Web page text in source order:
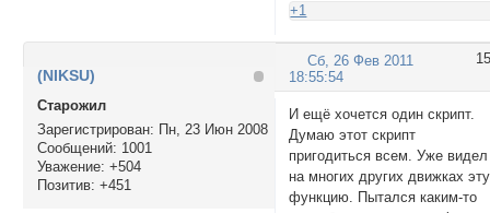
+1
15
Сб, 26 Фев 2011
18:55:54
(NIKSU)
Cтарожил
Зарегистрирован: Пн, 23 Июн 2008
Сообщений: 1001
Уважение: +504
Позитив: +451
И ещё хочется один скрипт.
Думаю этот скрипт
пригодиться всем. Уже видел
на многих других движках эту
функцию. Пытался каким-то